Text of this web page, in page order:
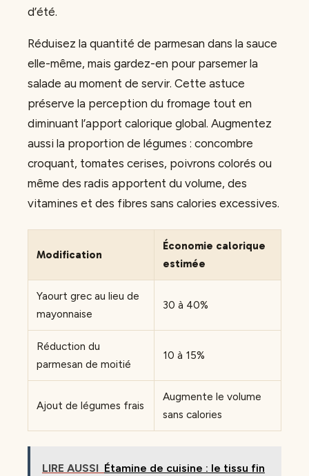
d’été.
Réduisez la quantité de parmesan dans la sauce
elle-même, mais gardez-en pour parsemer la
salade au moment de servir. Cette astuce
préserve la perception du fromage tout en
diminuant l’apport calorique global. Augmentez
aussi la proportion de légumes : concombre
croquant, tomates cerises, poivrons colorés ou
même des radis apportent du volume, des
vitamines et des fibres sans calories excessives.
Modification
Économie calorique
estimée
Yaourt grec au lieu de
mayonnaise
30 à 40%
Réduction du
parmesan de moitié
10 à 15%
Ajout de légumes frais
Augmente le volume
sans calories
LIRE AUSSI Étamine de cuisine : le tissu fin